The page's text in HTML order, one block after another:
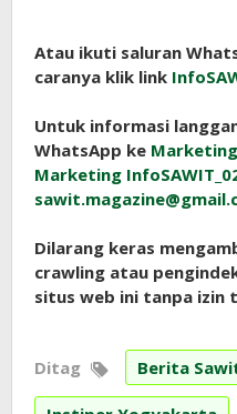
Atau ikuti saluran
caranya klik link
Untuk informasi
WhatsApp ke
Marketing
Dilarang keras
crawling atau
situs web ini tanpa izin
Ditag Berita